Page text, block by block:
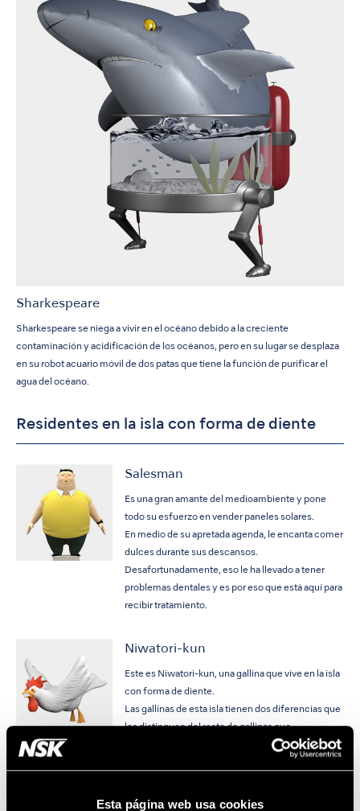
Esta página web usa cookies
Sharkespeare
Sharkespeare se niega a vivir en el océano debido a la creciente
contaminación y acidificación de los océanos, pero en su lugar se desplaza
en su robot acuario móvil de dos patas que tiene la función de purificar el
agua del océano.
Residentes en la isla con forma de diente
Salesman
Es una gran amante del medioambiente y pone
todo su esfuerzo en vender paneles solares.
En medio de su apretada agenda, le encanta comer
dulces durante sus descansos.
Desafortunadamente, eso le ha llevado a tener
problemas dentales y es por eso que está aquí para
recibir tratamiento.
Niwatori-kun
Este es Niwatori-kun, una gallina que vive en la isla
con forma de diente.
Las gallinas de esta isla tienen dos diferencias que
les distinguen del resto de gallinas que
Tirano